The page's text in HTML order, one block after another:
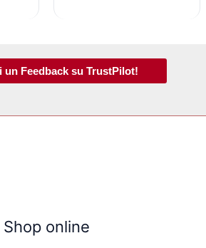
un Feedback su TrustPilot!
Shop online